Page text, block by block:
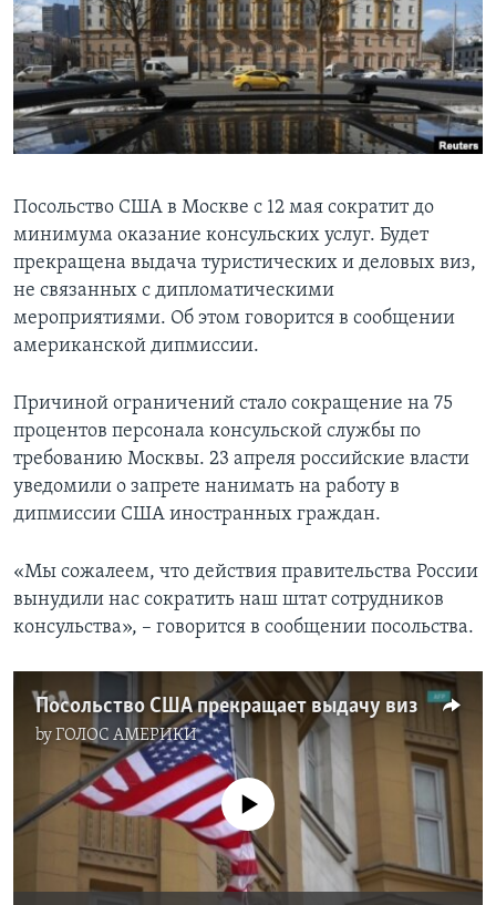
Learning English
СОЦИАЛЬНЫЕ СЕТИ
Языки
Посольство США в Москве с 12 мая сократит до
минимума оказание консульских услуг. Будет
прекращена выдача туристических и деловых виз,
не связанных с дипломатическими
мероприятиями. Об этом говорится в сообщении
американской дипмиссии.
Причиной ограничений стало сокращение на 75
процентов персонала консульской службы по
требованию Москвы. 23 апреля российские власти
уведомили о запрете нанимать на работу в
дипмиссии США иностранных граждан.
«Мы сожалеем, что действия правительства России
вынудили нас сократить наш штат сотрудников
консульства», – говорится в сообщении посольства.
Посольство США прекращает выдачу виз
byГОЛОС АМЕРИКИ
No media source currently available